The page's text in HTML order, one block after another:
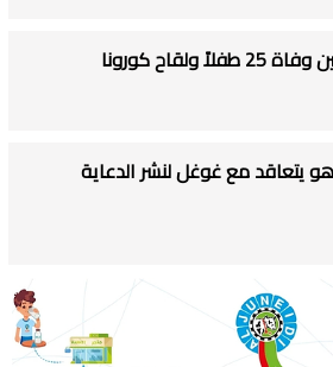
كورونا
يتعاقد مع غوغل لنشر الدعاية